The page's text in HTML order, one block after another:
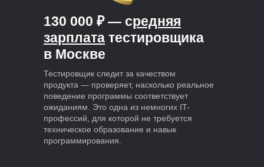
130 000 ₽ — средняя
зарплата тестировщика
в Москве
Тестировщик следит за качеством
продукта — проверяет, насколько реальное
поведение программы соответствует
ожиданиям. Это одна из немногих IT-
профессий, для которой не требуется
техническое образование и навык
программирования.